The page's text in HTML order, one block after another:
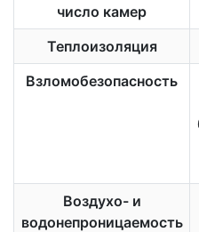
число камер
Теплоизоляция
Взломобезопасность
Воздухо- и
водонепроницаемость